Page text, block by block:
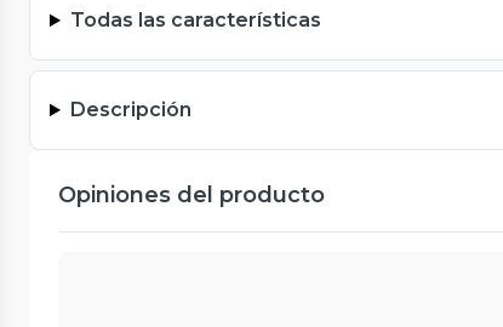
Todas las características
Descripción
Opiniones del producto